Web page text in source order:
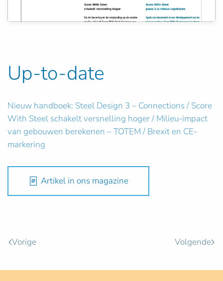
Up-to-date
Nieuw handboek: Steel Design 3 – Connections / Score
With Steel schakelt versnelling hoger / Milieu-impact
van gebouwen berekenen – TOTEM / Brexit en CE-
markering
Artikel in ons magazine
Vorige Volgende